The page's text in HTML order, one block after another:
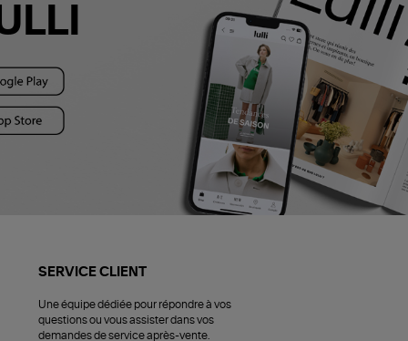
SERVICE CLIENT
Une équipe dédiée pour répondre à vos
questions ou vous assister dans vos
demandes de service après-vente.